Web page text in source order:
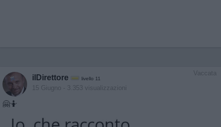
Vaccata
ilDirettore livello 11
15 Giugno - 3.353 visualizzazioni
🤗🤷